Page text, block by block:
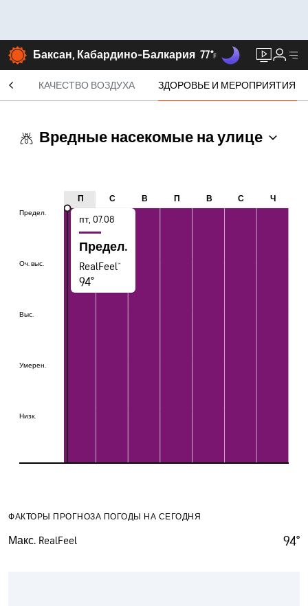
Баксан, Кабардино-Балкария 77°F
КАЧЕСТВО ВОЗДУХА ЗДОРОВЬЕ И МЕРОПРИЯТИЯ
Вредные насекомые на улице
Предел.
Оч. выс.
Выс.
Умерен.
Низк.
П С В П В С Ч
Предел.
Оч. выс.
Выс.
Умерен.
Низк.
пт, 07.08
Предел.
RealFeel®
94°
ФАКТОРЫ ПРОГНОЗА ПОГОДЫ НА СЕГОДНЯ
Макс. RealFeel 94°